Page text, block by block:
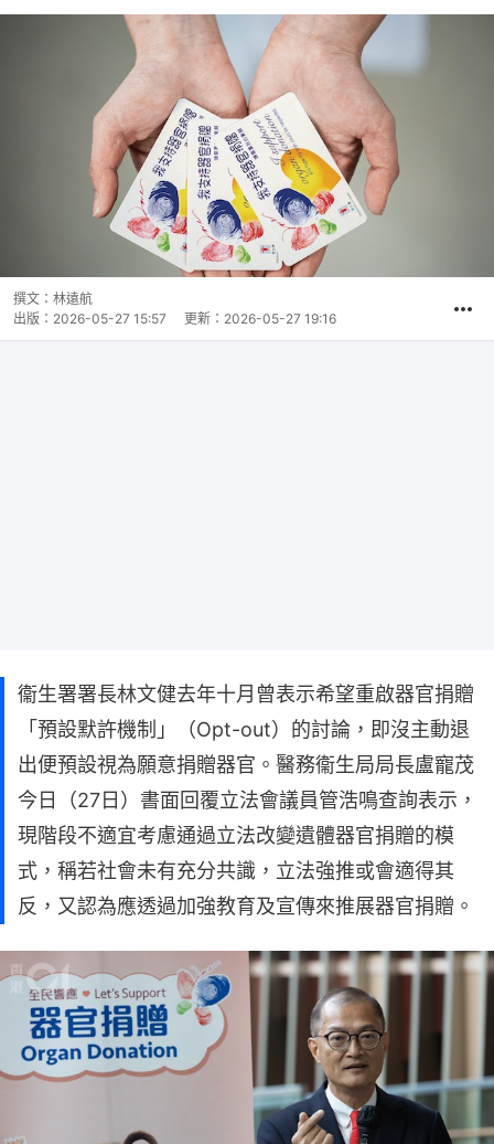
撰文： 林遠航
出版： 2026-05-27 15:57 更新： 2026-05-27 19:16
衞生署署長林文健去年十月曾表示希望重啟器官捐贈
「預設默許機制」（Opt-out）的討論，即沒主動退
出便預設視為願意捐贈器官。醫務衞生局局長盧寵茂
今日（27日）書面回覆立法會議員管浩鳴查詢表示，
現階段不適宜考慮通過立法改變遺體器官捐贈的模
式，稱若社會未有充分共識，立法強推或會適得其
反，又認為應透過加強教育及宣傳來推展器官捐贈。